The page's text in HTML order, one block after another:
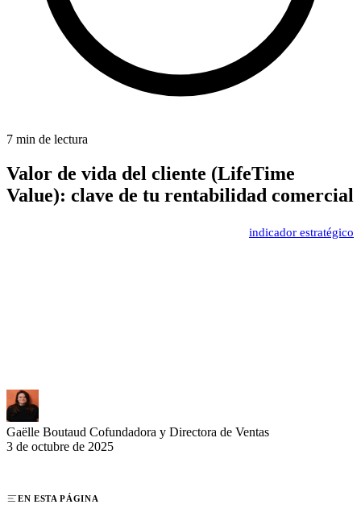
7 min de lectura
Valor de vida del cliente (LifeTime
Value): clave de tu rentabilidad comercial
indicador estratégico
Gaëlle Boutaud Cofundadora y Directora de Ventas
3 de octubre de 2025
EN ESTA PÁGINA